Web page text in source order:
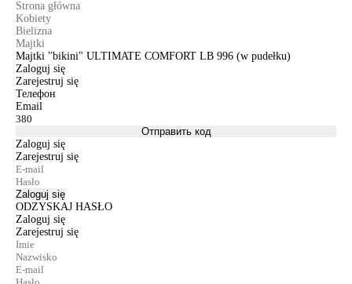
Strona główna
Kobiety
Bielizna
Majtki
Majtki "bikini" ULTIMATE COMFORT LB 996 (w pudełku)
Zaloguj się
Zarejestruj się
Телефон
Email
Отправить код
Zaloguj się
Zarejestruj się
Zaloguj się
ODZYSKAJ HASŁO
Zaloguj się
Zarejestruj się